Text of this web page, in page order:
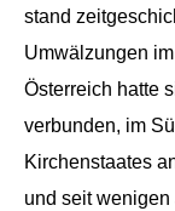
stand
Umwälzungen
Österreich hatte
verbunden, im
Kirchenstaates
und seit